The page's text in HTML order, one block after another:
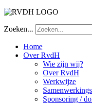
Zoeken...
Home
Over RvdH
Wie zijn wij?
Over RvdH
Werkwijze
Sponsoring /